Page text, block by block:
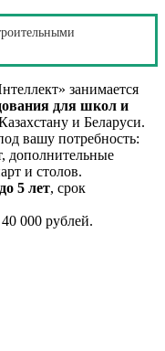
занимается
для школ и
и Беларуси.
вашу потребность:
дополнительные
и столов.
до 5 лет, срок
000 рублей.